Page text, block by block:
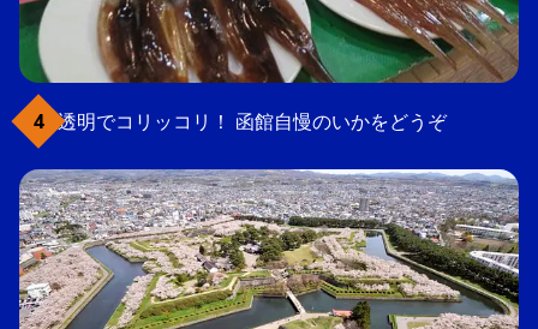
透明でコリッコリ！ 函館自慢のいかをどうぞ